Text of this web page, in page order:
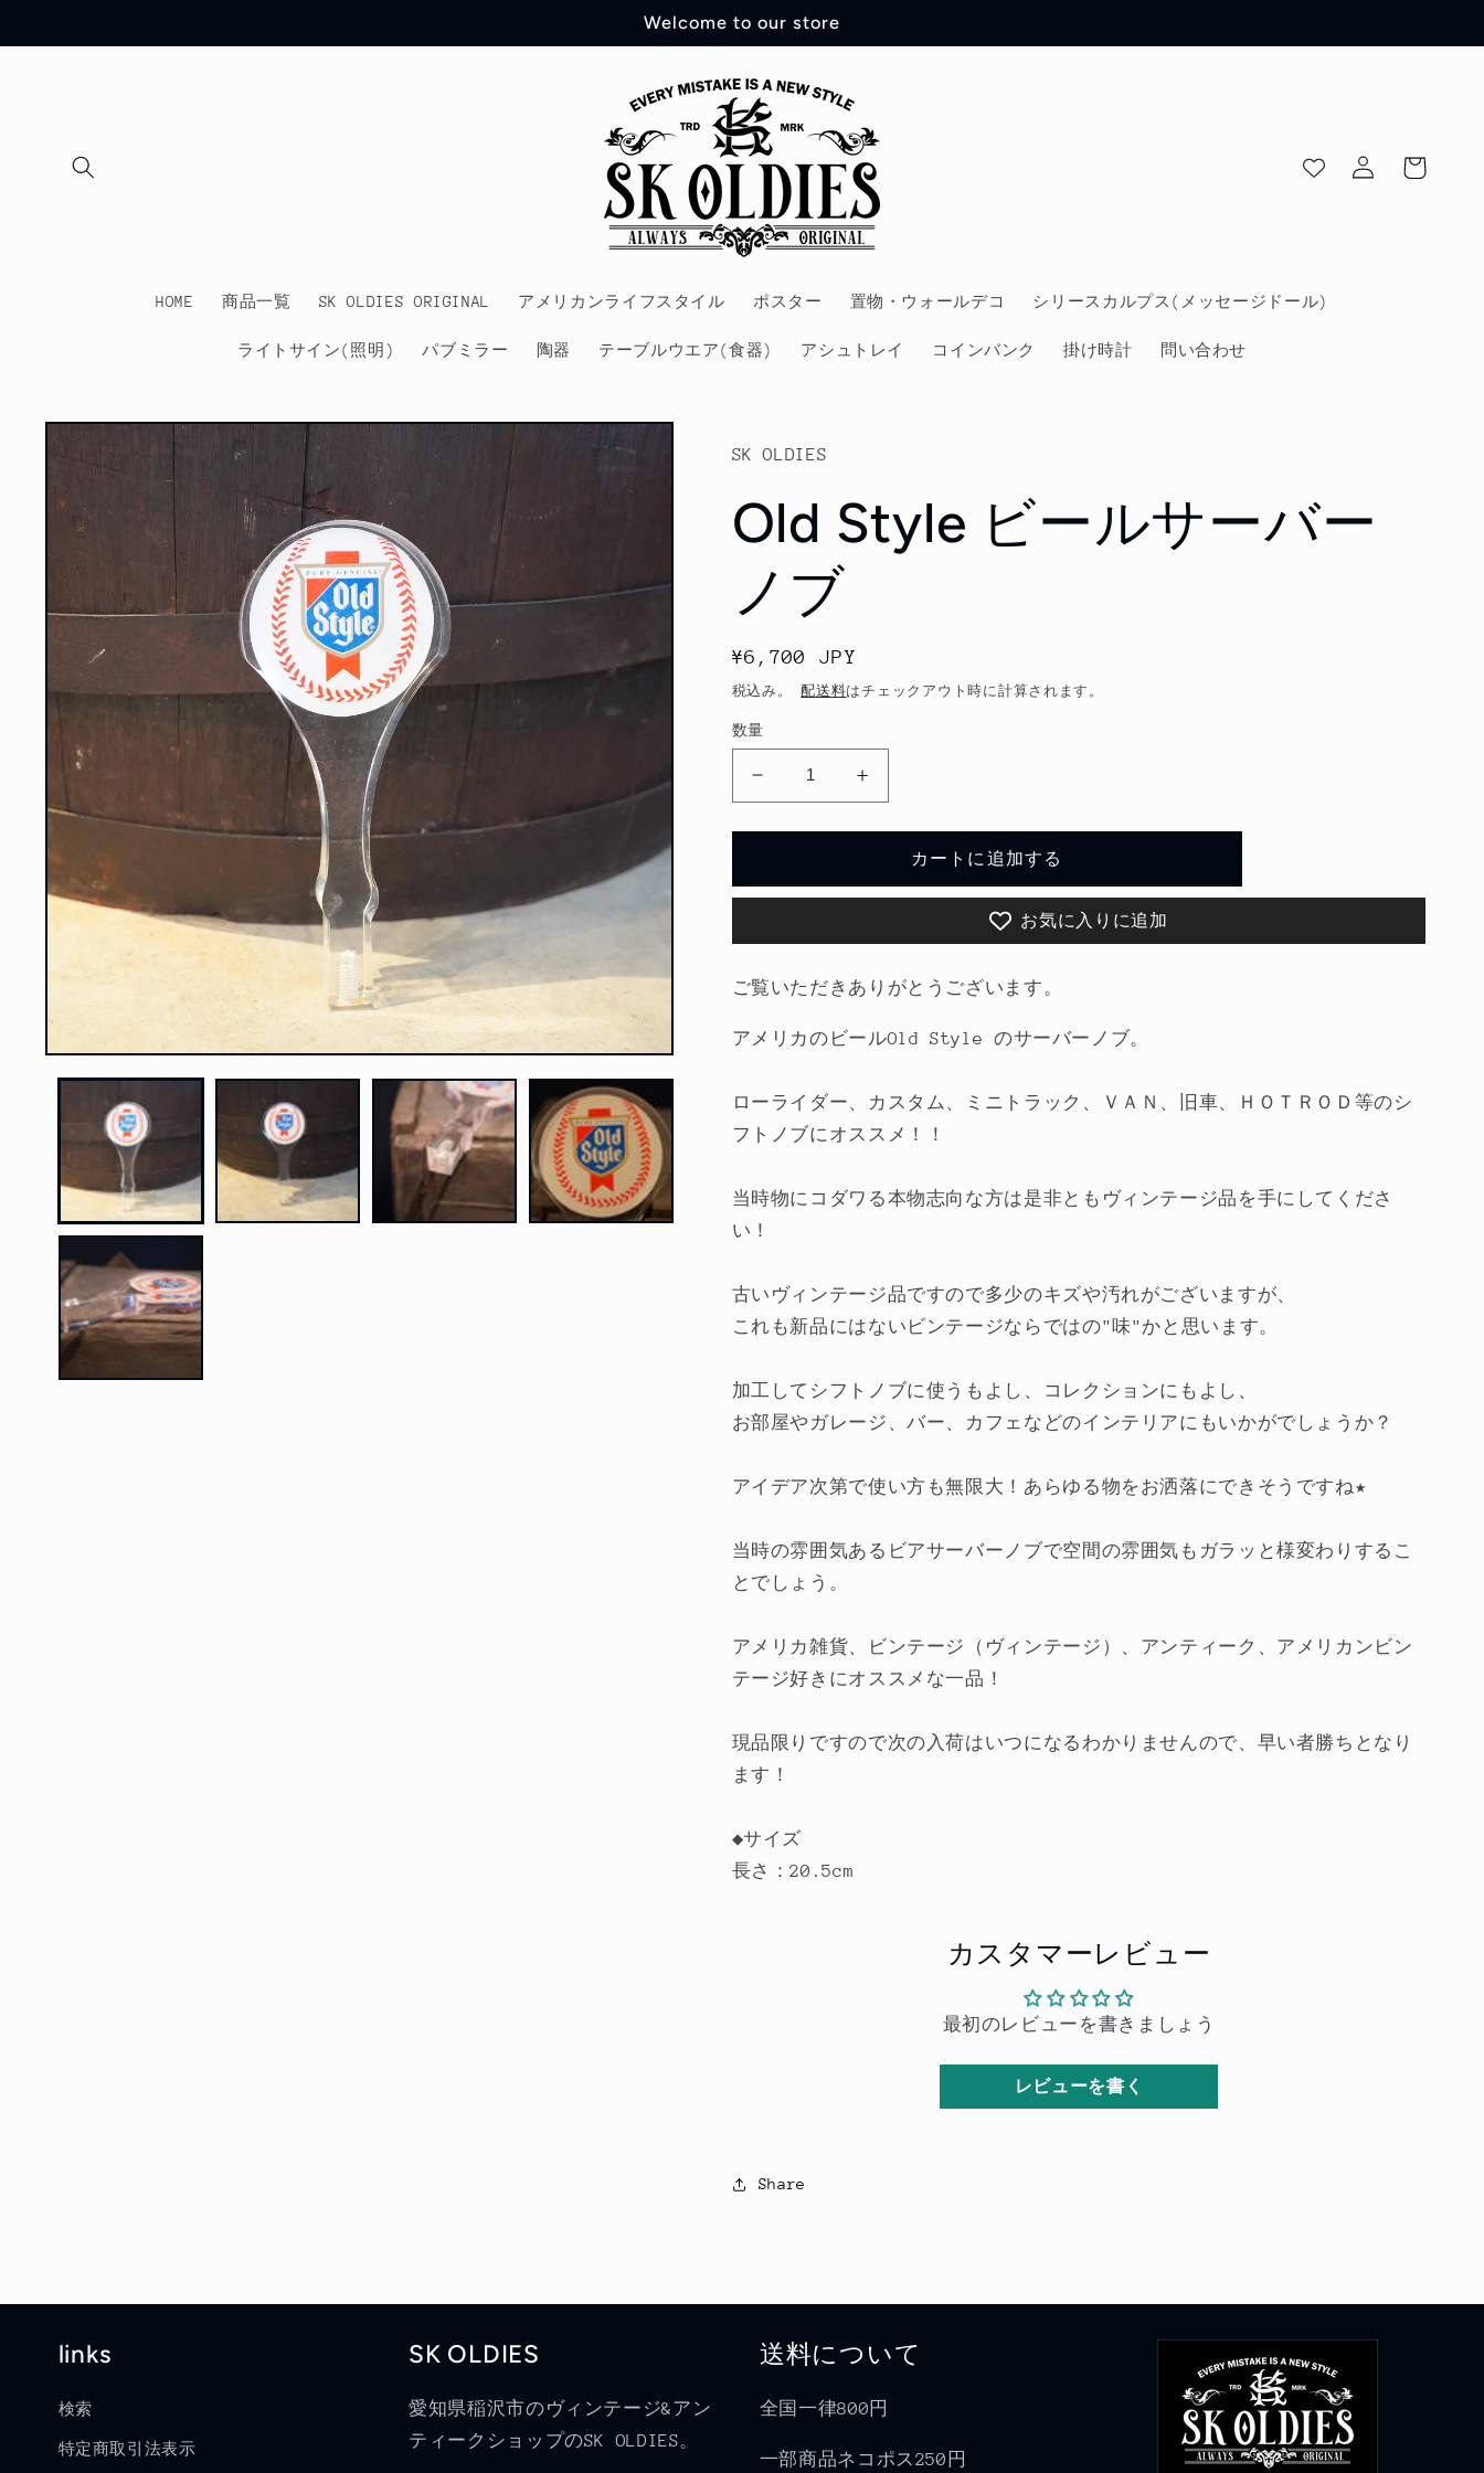
進む
Welcome to our store
HOME 商品一覧 SK OLDIES ORIGINAL アメリカンライフスタイル ポスター 置物・ウォールデコ シリースカルプス(メッセージドール)
ライトサイン(照明) パブミラー 陶器 テーブルウエア(食器) アシュトレイ コインバンク 掛け時計 問い合わせ
グ
イ
ー
商品情
報にス
キップ
ー
ア
(1)
SK OLDIES
Old Style ビールサーバー
ノブ
通
常
格
¥6,700 JPY
税込み。配送料はチェックアウト時に計算されます。
数量
Style
ビ
ル
ー
バ
ノ
の
数
減
ら
Old
Style
ビ
ル
ー
バ
ノ
の
数
増
カートに追加する
お気に入りに追加
ご覧いただきありがとうございます。
アメリカのビールOld Style のサーバーノブ。
ローライダー、カスタム、ミニトラック、ＶＡＮ、旧車、ＨＯＴＲＯＤ等のシ
フトノブにオススメ！！
当時物にコダワる本物志向な方は是非ともヴィンテージ品を手にしてくださ
い！
古いヴィンテージ品ですので多少のキズや汚れがございますが、
これも新品にはないビンテージならではの"味"かと思います。
加工してシフトノブに使うもよし、コレクションにもよし、
お部屋やガレージ、バー、カフェなどのインテリアにもいかがでしょうか？
アイデア次第で使い方も無限大！あらゆる物をお洒落にできそうですね★
当時の雰囲気あるビアサーバーノブで空間の雰囲気もガラッと様変わりするこ
とでしょう。
アメリカ雑貨、ビンテージ（ヴィンテージ）、アンティーク、アメリカンビン
テージ好きにオススメな一品！
現品限りですので次の入荷はいつになるわかりませんので、早い者勝ちとなり
ます！
◆サイズ
長さ：20.5cm
カスタマーレビュー
最初のレビューを書きましょう
レビューを書く
Share
links
検索
特定商取引法表示
SK OLDIES
愛知県稲沢市のヴィンテージ&アン
ティークショップのSK OLDIES。
送料について
全国一律800円
一部商品ネコポス250円